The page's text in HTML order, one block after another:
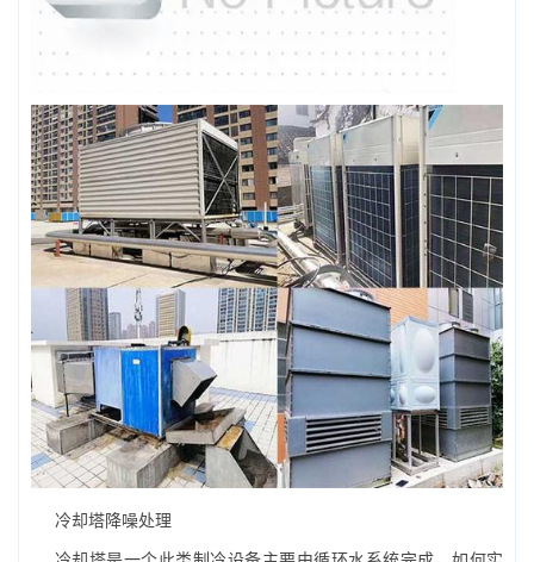
冷却塔降噪处理